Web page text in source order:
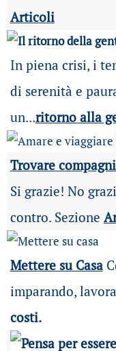
Articoli
In piena crisi, i
di serenità e
un...ritorno alla
Trovare
Si grazie! No
contro. Sezione
Mettere su Casa
imparando,
costi.